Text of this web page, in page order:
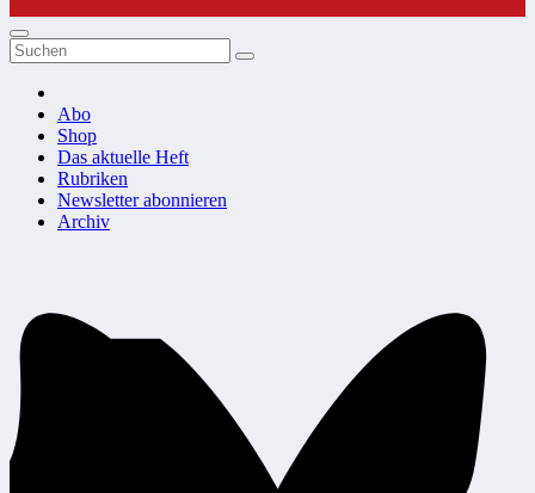
Abo
Shop
Das aktuelle Heft
Rubriken
Newsletter abonnieren
Archiv